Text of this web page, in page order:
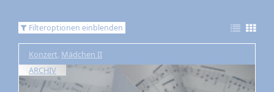
Filteroptionen einblenden
Konzert, Mädchen II
ARCHIV